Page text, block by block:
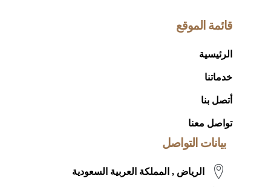
قائمة الموقع
الرئيسية
خدماتنا
أتصل بنا
تواصل معنا
بيانات التواصل
الرياض , المملكة العربية السعودية